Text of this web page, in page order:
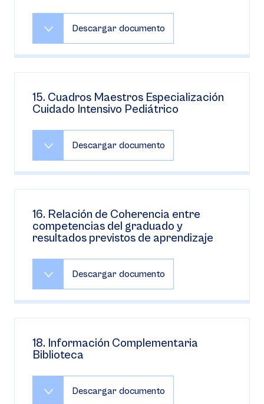
Descargar documento
15. Cuadros Maestros Especialización
Cuidado Intensivo Pediátrico
Descargar documento
16. Relación de Coherencia entre
competencias del graduado y
resultados previstos de aprendizaje
Descargar documento
18. Información Complementaria
Biblioteca
Descargar documento